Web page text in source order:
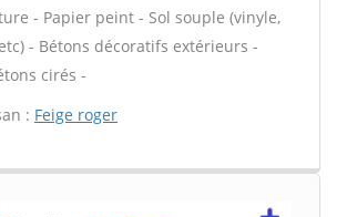
- Papier peint - Sol souple (vinyle,
- Bétons décoratifs extérieurs -
cirés -
: Feige roger